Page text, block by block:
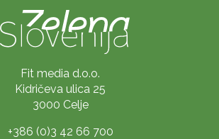
Fit media d.o.o.
Kidričeva ulica 25
3000 Celje
+386 (0)3 42 66 700